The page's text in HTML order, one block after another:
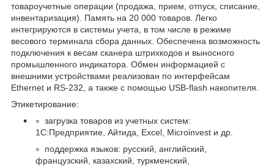
товароучетные операции (продажа, прием, отпуск, списание,
инвентаризация). Память на 20 000 товаров. Легко
интегрируются в системы учета, в том числе в режиме
весового терминала сбора данных. Обеспечена возможность
подключения к весам сканера штрихкодов и выносного
промышленного индикатора. Обмен информацией с
внешними устройствами реализован по интерфейсам
Ethernet и RS-232, а также с помощью USB-flash накопителя.
Этикетирование:
загрузка товаров из учетных систем:
1С:Предприятие, Айтида, Excel, Microinvest и др.
поддержка языков: русский, английский,
французский, казахский, туркменский,